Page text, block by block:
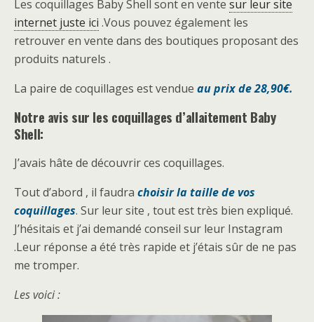
Les coquillages Baby Shell sont en vente sur leur site
internet juste ici .Vous pouvez également les
retrouver en vente dans des boutiques proposant des
produits naturels .
La paire de coquillages est vendue au prix de 28,90€.
Notre avis sur les coquillages d’allaitement Baby
Shell:
J’avais hâte de découvrir ces coquillages.
Tout d’abord , il faudra choisir la taille de vos
coquillages. Sur leur site , tout est très bien expliqué.
J’hésitais et j’ai demandé conseil sur leur Instagram
.Leur réponse a été très rapide et j’étais sûr de ne pas
me tromper.
Les voici :